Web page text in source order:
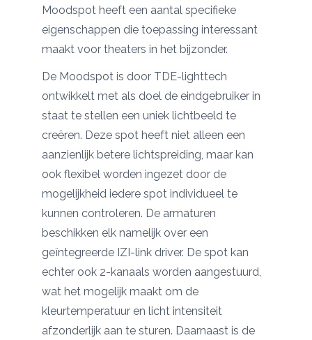
Moodspot heeft een aantal specifieke
eigenschappen die toepassing interessant
maakt voor theaters in het bijzonder.
De Moodspot is door TDE-lighttech
ontwikkelt met als doel de eindgebruiker in
staat te stellen een uniek lichtbeeld te
creëren. Deze spot heeft niet alleen een
aanzienlijk betere lichtspreiding, maar kan
ook flexibel worden ingezet door de
mogelijkheid iedere spot individueel te
kunnen controleren. De armaturen
beschikken elk namelijk over een
geïntegreerde IZI-link driver. De spot kan
echter ook 2-kanaals worden aangestuurd,
wat het mogelijk maakt om de
kleurtemperatuur en licht intensiteit
afzonderlijk aan te sturen. Daarnaast is de